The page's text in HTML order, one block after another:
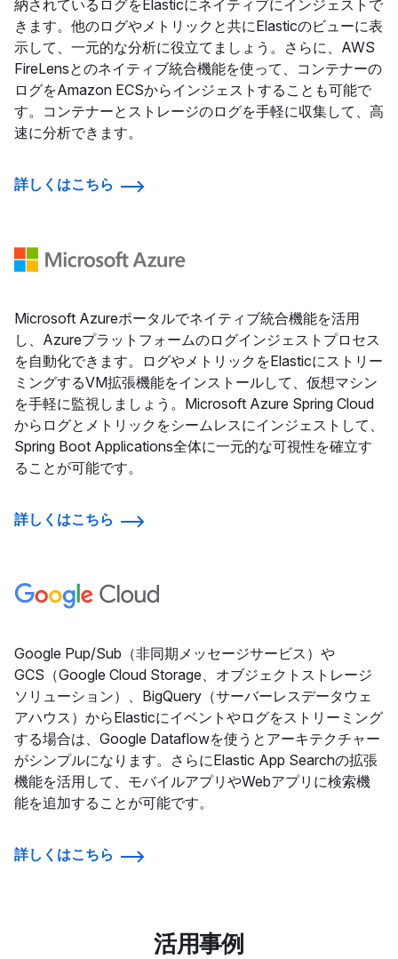
納されているログをElasticにネイティブにインジェストで
きます。他のログやメトリックと共にElasticのビューに表
示して、一元的な分析に役立てましょう。さらに、AWS
FireLensとのネイティブ統合機能を使って、コンテナーの
ログをAmazon ECSからインジェストすることも可能で
す。コンテナーとストレージのログを手軽に収集して、高
速に分析できます。
詳しくはこちら
Microsoft Azureポータルでネイティブ統合機能を活用
し、Azureプラットフォームのログインジェストプロセス
を自動化できます。ログやメトリックをElasticにストリー
ミングするVM拡張機能をインストールして、仮想マシン
を手軽に監視しましょう。Microsoft Azure Spring Cloud
からログとメトリックをシームレスにインジェストして、
Spring Boot Applications全体に一元的な可視性を確立す
ることが可能です。
詳しくはこちら
Google Pup/Sub（非同期メッセージサービス）や
GCS（Google Cloud Storage、オブジェクトストレージ
ソリューション）、BigQuery（サーバーレスデータウェ
アハウス）からElasticにイベントやログをストリーミング
する場合は、Google Dataflowを使うとアーキテクチャー
がシンプルになります。さらにElastic App Searchの拡張
機能を活用して、モバイルアプリやWebアプリに検索機
能を追加することが可能です。
詳しくはこちら
活用事例